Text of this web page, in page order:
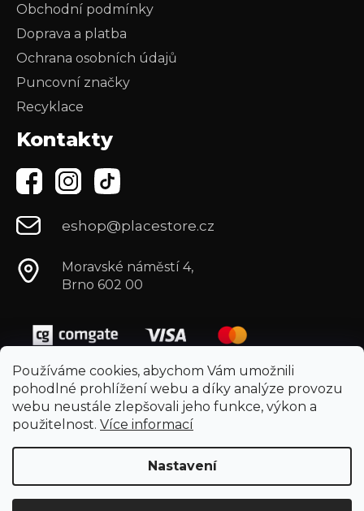
Používáme cookies, abychom Vám umožnili
pohodlné prohlížení webu a díky analýze provozu
webu neustále zlepšovali jeho funkce, výkon a
použitelnost. Více informací
Nastavení
Obchodní podmínky
Doprava a platba
Ochrana osobních údajů
Puncovní značky
Recyklace
Kontakty
eshop@placestore.cz
Moravské náměstí 4,
Brno 602 00
Vytvořil Shoptet
Copyright 2026Placestore.cz. Všechna práva